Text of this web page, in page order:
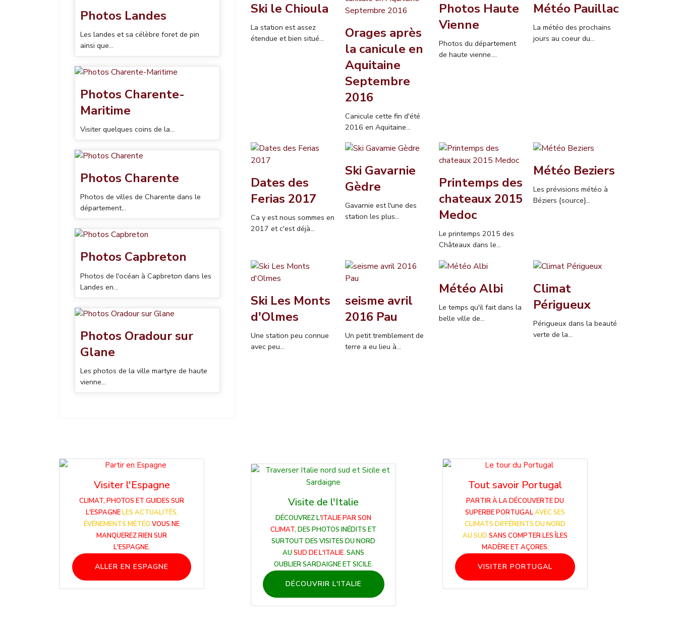
Photos Landes
Les landes et sa célèbre foret de pin
ainsi que...
Photos Charente-
Maritime
Visiter quelques coins de la...
Photos Charente
Photos de villes de Charente dans le
département...
Photos Capbreton
Photos de l'océan à Capbreton dans les
Landes en...
Photos Oradour sur
Glane
Les photos de la ville martyre de haute
vienne...
Ski le Chioula
La station est assez
étendue et bien situé...
Orages après
la canicule en
Aquitaine
Septembre
2016
Canicule cette fin d'été
2016 en Aquitaine...
Photos Haute
Vienne
Photos du département
de haute vienne....
Météo Pauillac
La météo des prochains
jours au coeur du...
Dates des
Ferias 2017
Ca y est nous sommes en
2017 et c'est déjà...
Ski Gavarnie
Gèdre
Gavarnie est l'une des
station les plus...
Printemps des
chateaux 2015
Medoc
Le printemps 2015 des
Châteaux dans le...
Météo Beziers
Les prévisions météo à
Béziers {source}...
Ski Les Monts
d'Olmes
Une station peu connue
avec peu...
seisme avril
2016 Pau
Un petit tremblement de
terre a eu lieu à...
Météo Albi
Le temps qu'il fait dans la
belle ville de...
Climat
Périgueux
Périgueux dans la beauté
verte de la...
Visiter l'Espagne
CLIMAT, PHOTOS ET GUIDES SUR
L'ESPAGNELES ACTUALITÉS,
ÉVÉNEMENTS MÉTÉO VOUS NE
MANQUEREZ RIEN SUR
L'ESPAGNE.
ALLER EN ESPAGNE
Visite de l'Italie
DÉCOUVREZ L'ITALIE PAR SON
CLIMAT, DES PHOTOS INÉDITS ET
SURTOUT DES VISITES DU NORD
AU SUD DE L'ITALIE. SANS
OUBLIER SARDAIGNE ET SICILE.
DÉCOUVRIR L'ITALIE
Tout savoir Portugal
PARTIR À LA DÉCOUVERTE DU
SUPERBE PORTUGALAVEC SES
CLIMATS DIFFÉRENTS DU NORD
AU SUD SANS COMPTER LES ÎLES
MADÈRE ET AÇORES.
VISITER PORTUGAL